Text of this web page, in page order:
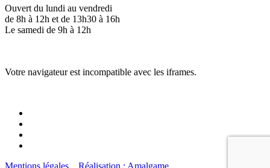
Ouvert du lundi au vendredi
de 8h à 12h et de 13h30 à 16h
Le samedi de 9h à 12h
Votre navigateur est incompatible avec les iframes.